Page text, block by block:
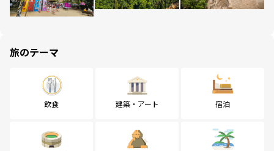
旅のテーマ
飲食 建築・アート 宿泊